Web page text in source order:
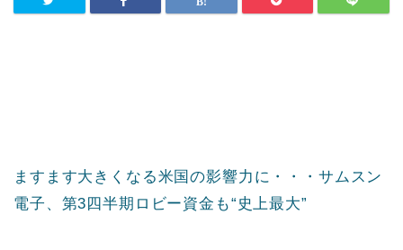
ますます大きくなる米国の影響力に・・・サムスン
電子、第3四半期ロビー資金も“史上最大”